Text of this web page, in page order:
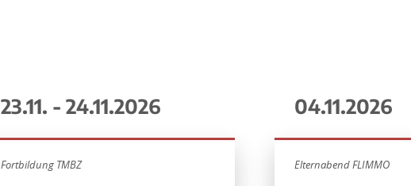
23.11. - 24.11.2026
Fortbildung TMBZ
04.11.2026
Elternabend FLIMMO